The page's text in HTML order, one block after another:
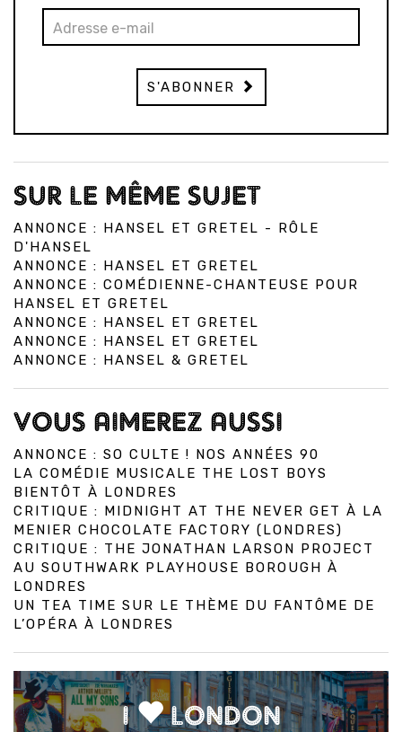
S'ABONNER
SUR LE MÊME SUJET
ANNONCE : HANSEL ET GRETEL - RÔLE
D'HANSEL
ANNONCE : HANSEL ET GRETEL
ANNONCE : COMÉDIENNE-CHANTEUSE POUR
HANSEL ET GRETEL
ANNONCE : HANSEL ET GRETEL
ANNONCE : HANSEL ET GRETEL
ANNONCE : HANSEL & GRETEL
VOUS AIMEREZ AUSSI
ANNONCE : SO CULTE ! NOS ANNÉES 90
LA COMÉDIE MUSICALE THE LOST BOYS
BIENTÔT À LONDRES
CRITIQUE : MIDNIGHT AT THE NEVER GET À LA
MENIER CHOCOLATE FACTORY (LONDRES)
CRITIQUE : THE JONATHAN LARSON PROJECT
AU SOUTHWARK PLAYHOUSE BOROUGH À
LONDRES
UN TEA TIME SUR LE THÈME DU FANTÔME DE
L’OPÉRA À LONDRES
I LONDON